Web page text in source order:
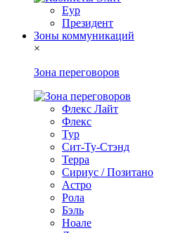
Еур
Президент
Зоны коммуникаций
×
Зона переговоров
Флекс Лайт
Флекс
Тур
Сит-Ту-Стэнд
Терра
Сириус / Позитано
Астро
Рола
Бэль
Ноале